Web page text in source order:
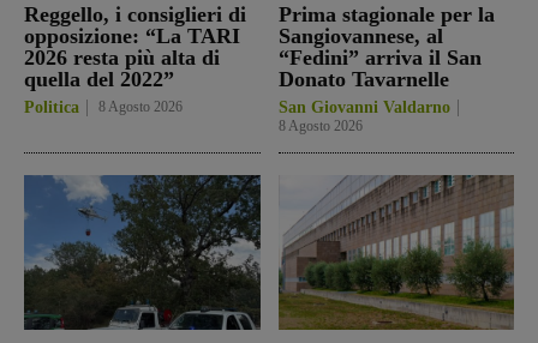
Reggello, i consiglieri di
opposizione: “La TARI
2026 resta più alta di
quella del 2022”
Politica 8 Agosto 2026
Prima stagionale per la
Sangiovannese, al
“Fedini” arriva il San
Donato Tavarnelle
San Giovanni Valdarno
8 Agosto 2026